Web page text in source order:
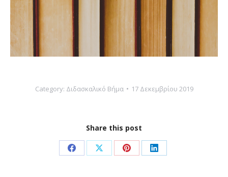
Category: Διδασκαλικό Βήμα 17 Δεκεμβρίου 2019
Share this post
Share Share Share Share